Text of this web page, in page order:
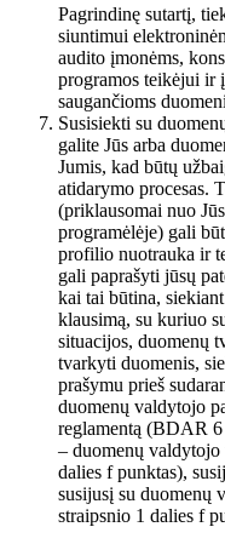
Pagrindinę sutartį,
siuntimui
audito įmonėms,
programos teikėjui ir
saugančioms
Susisiekti su
galite Jūs arba
Jumis, kad būtų
atidarymo procesas.
(priklausomai nuo
programėlėje) gali
profilio nuotrauka ir
gali paprašyti jūsų
kai tai būtina,
klausimą, su kuriuo
situacijos, duomenų
tvarkyti duomenis,
prašymu prieš
duomenų valdytojo
reglamentą (BDAR
– duomenų valdytojo
dalies f punktas),
susijusį su
straipsnio 1 dalies f